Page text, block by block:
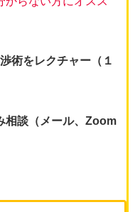
術をレクチャー（１
談（メール、Zoom